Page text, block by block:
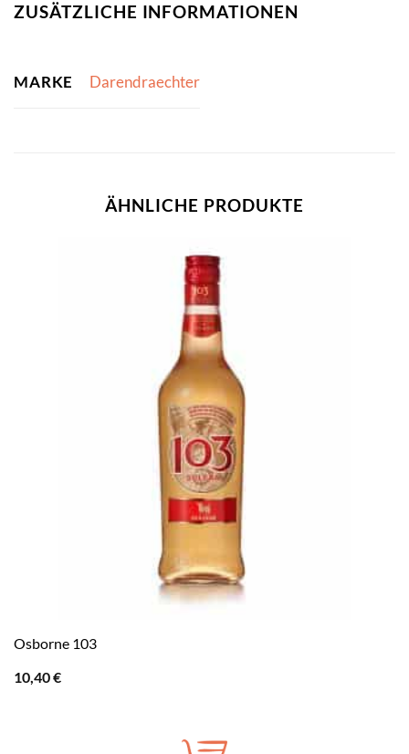
ZUSÄTZLICHE INFORMATIONEN
MARKE Darendraechter
ÄHNLICHE PRODUKTE
Osborne 103
10,40€